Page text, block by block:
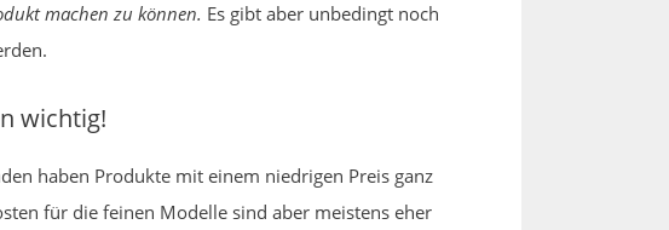
machen zu können. Es gibt aber unbedingt noch
wichtig!
haben Produkte mit einem niedrigen Preis ganz
für die feinen Modelle sind aber meistens eher